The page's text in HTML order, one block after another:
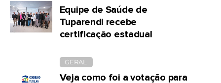
Equipe de Saúde de
Tuparendi recebe
certificação estadual
GERAL
Veja como foi a votação para